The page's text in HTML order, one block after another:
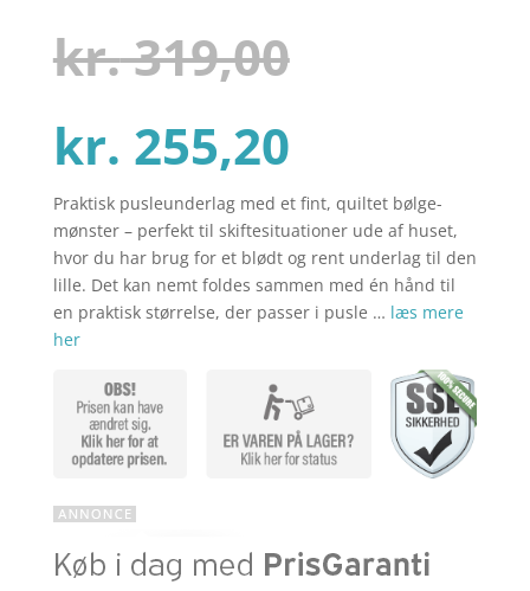
baseret på
kundebedøm
melser
kr.319,00
pris
var:
kr.
kr. 255,20Den
aktuelle
pris
er:
kr.
Praktisk pusleunderlag med et fint, quiltet bølge-
mønster – perfekt til skiftesituationer ude af huset,
hvor du har brug for et blødt og rent underlag til den
lille. Det kan nemt foldes sammen med én hånd til
en praktisk størrelse, der passer i pusle … læs mere
her